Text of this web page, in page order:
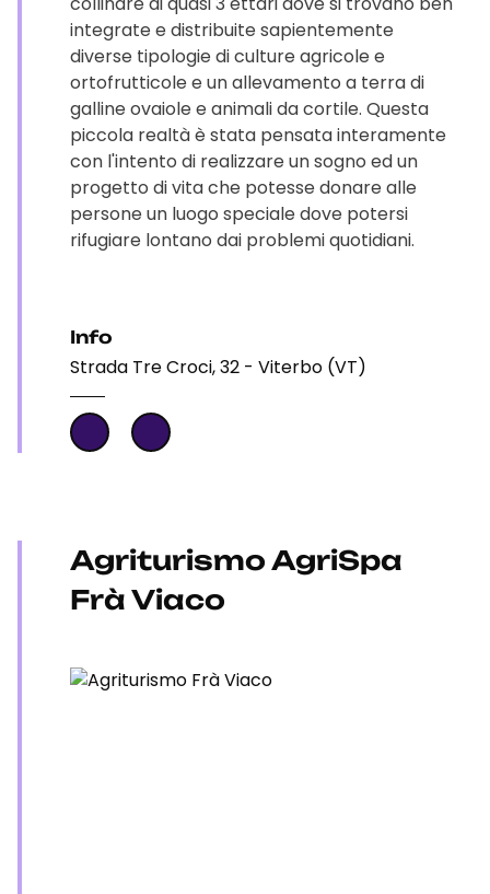
integrate e distribuite sapientemente
diverse tipologie di culture agricole e
ortofrutticole e un allevamento a terra di
galline ovaiole e animali da cortile. Questa
piccola realtà è stata pensata interamente
con l'intento di realizzare un sogno ed un
progetto di vita che potesse donare alle
persone un luogo speciale dove potersi
rifugiare lontano dai problemi quotidiani.
Info
Strada Tre Croci, 32 - Viterbo (VT)
Agriturismo AgriSpa
Frà Viaco